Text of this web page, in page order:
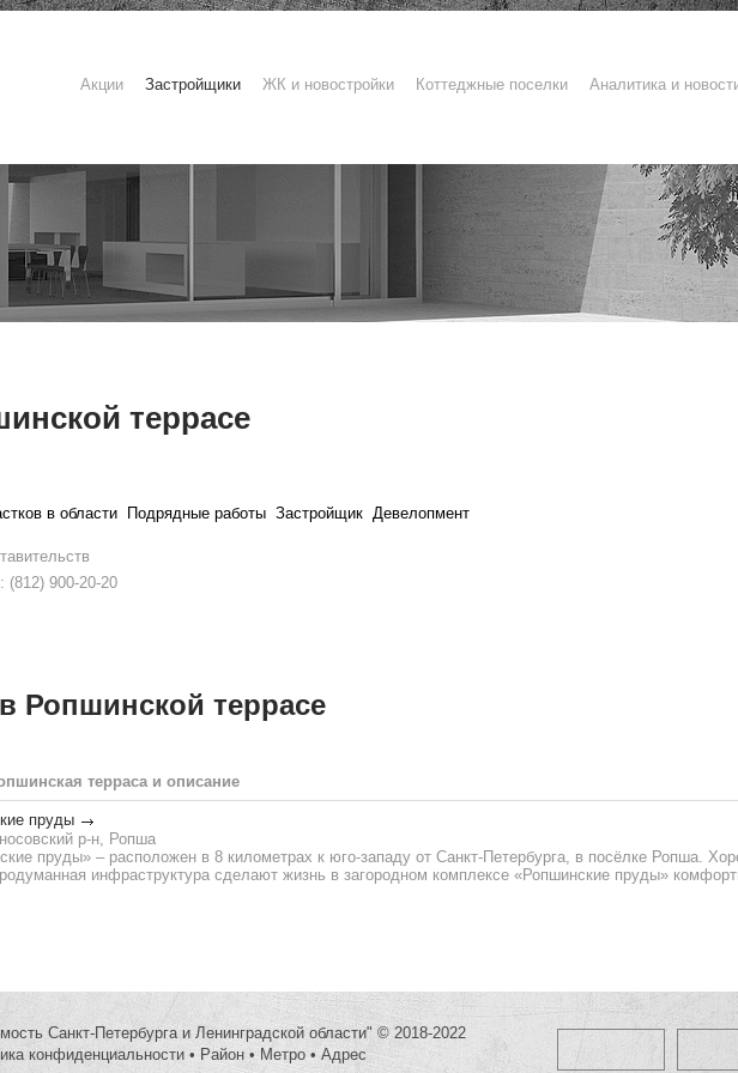
Акции Застройщики ЖК и новостройки Коттеджные поселки Аналитика и
террасе
в области Подрядные работы Застройщик Девелопмент
(812) 900-20-20
Ропшинской террасе
терраса и описание
пруды
р-н, Ропша
пруды» – расположен в 8 километрах к юго-западу от Санкт-Петербурга, в посёлке Ропша.
инфраструктура сделают жизнь в загородном комплексе «Ропшинские пруды»
Санкт-Петербурга и Ленинградской области" © 2018-2022
конфиденциальности • Район • Метро • Адрес